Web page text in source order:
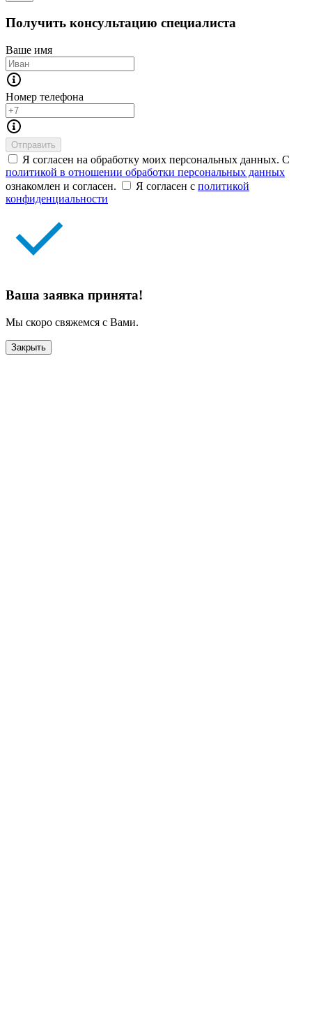
Получить консультацию специалиста
Ваше имя
Номер телефона
Отправить
Я согласен на обработку моих персональных данных. С
политикой в отношении обработки персональных данных
ознакомлен и согласен.
Я согласен с политикой
конфиденциальности
Ваша заявка принята!
Мы скоро свяжемся с Вами.
Закрыть